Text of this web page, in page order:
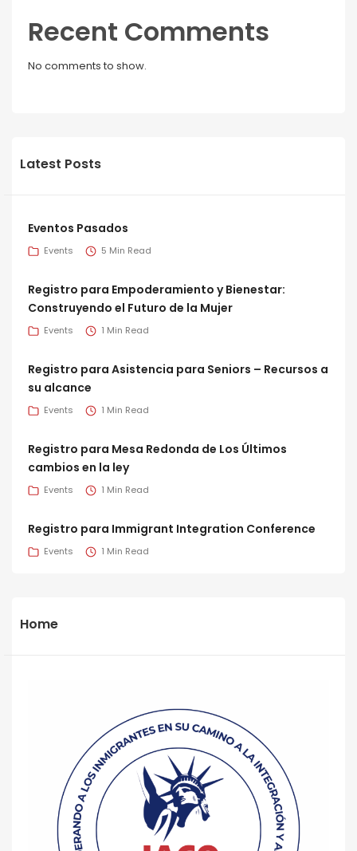
Recent Comments
No comments to show.
Latest Posts
Eventos Pasados
Events 5 Min Read
Registro para Empoderamiento y Bienestar:
Construyendo el Futuro de la Mujer
Events 1 Min Read
Registro para Asistencia para Seniors – Recursos a
su alcance
Events 1 Min Read
Registro para Mesa Redonda de Los Últimos
cambios en la ley
Events 1 Min Read
Registro para Immigrant Integration Conference
Events 1 Min Read
Home